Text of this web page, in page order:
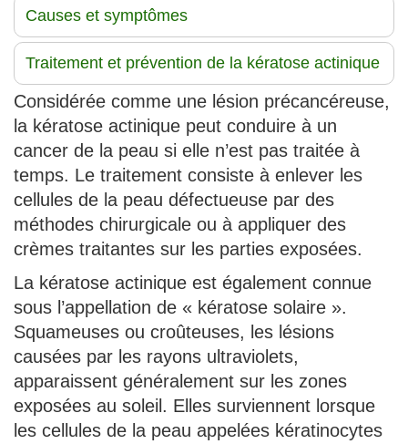
Causes et symptômes
Traitement et prévention de la kératose actinique
Considérée comme une lésion précancéreuse,
la kératose actinique peut conduire à un
cancer de la peau si elle n’est pas traitée à
temps. Le traitement consiste à enlever les
cellules de la peau défectueuse par des
méthodes chirurgicale ou à appliquer des
crèmes traitantes sur les parties exposées.
La kératose actinique est également connue
sous l’appellation de « kératose solaire ».
Squameuses ou croûteuses, les lésions
causées par les rayons ultraviolets,
apparaissent généralement sur les zones
exposées au soleil. Elles surviennent lorsque
les cellules de la peau appelées kératinocytes